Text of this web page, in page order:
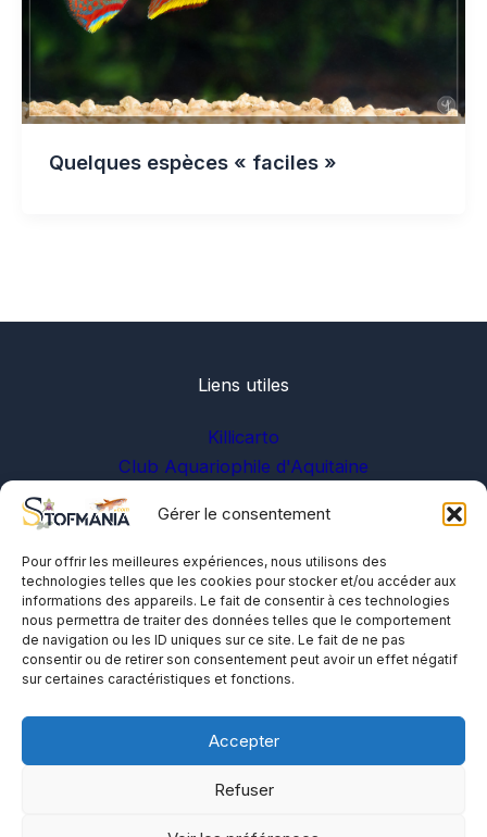
Gérer le consentement
Pour offrir les meilleures expériences, nous utilisons des
technologies telles que les cookies pour stocker et/ou accéder aux
informations des appareils. Le fait de consentir à ces technologies
nous permettra de traiter des données telles que le comportement
de navigation ou les ID uniques sur ce site. Le fait de ne pas
consentir ou de retirer son consentement peut avoir un effet négatif
sur certaines caractéristiques et fonctions.
Accepter
Refuser
Quelques espèces « faciles »
Liens utiles
Killicarto
Club Aquariophile d'Aquitaine
A propos
Me contacter
Politique de cookies